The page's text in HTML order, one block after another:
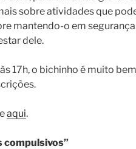
sobre atividades que
mantendo-o em
dele.
17h, o bichinho é muito
aqui.
compulsivos”